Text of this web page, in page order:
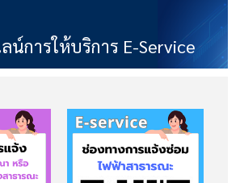
น์การให้บริการ E-Service